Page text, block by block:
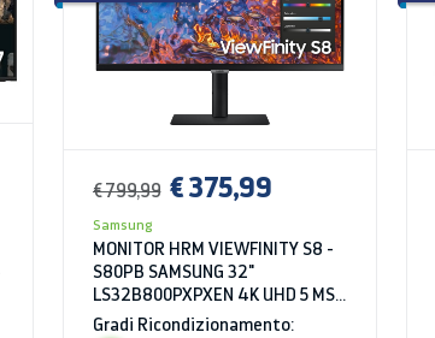
€ 799,99 € 375,99
Samsung
MONITOR HRM VIEWFINITY S8 -
S80PB SAMSUNG 32"
LS32B800PXPXEN 4K UHD 5 MS
60 HZ HDR HDMI HUB USB
Gradi Ricondizionamento: